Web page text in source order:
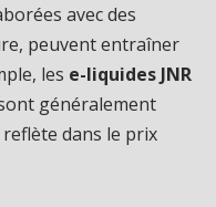
avec des
peuvent entraîner
les e-liquides JNR
généralement
dans le prix